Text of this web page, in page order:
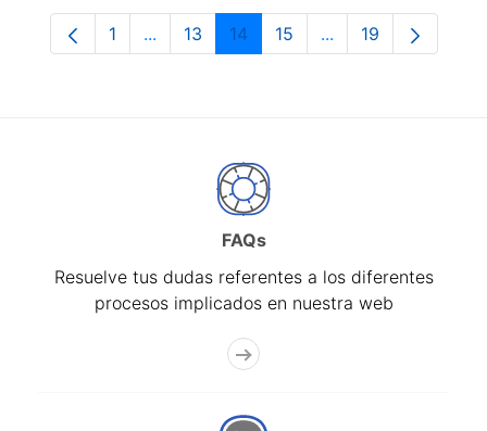
Página
1 ...Páginas intermedias Use TAB para
Página
13 Página
14 Página
15 ...PáginasPágina
19
FAQs
Resuelve tus dudas referentes a los diferentes
procesos implicados en nuestra web